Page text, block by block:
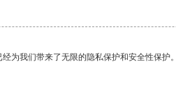
为我们带来了无限的隐私保护和安全性保护